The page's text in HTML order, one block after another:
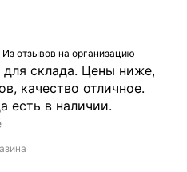
Из отзывов на организацию
для склада. Цены ниже,
качество отличное.
есть в наличии.
З